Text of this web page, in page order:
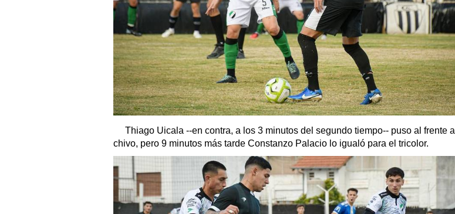
Thiago Uicala --en contra, a los 3 minutos del segundo tiempo-- puso al frente al
chivo, pero 9 minutos más tarde Constanzo Palacio lo igualó para el tricolor.